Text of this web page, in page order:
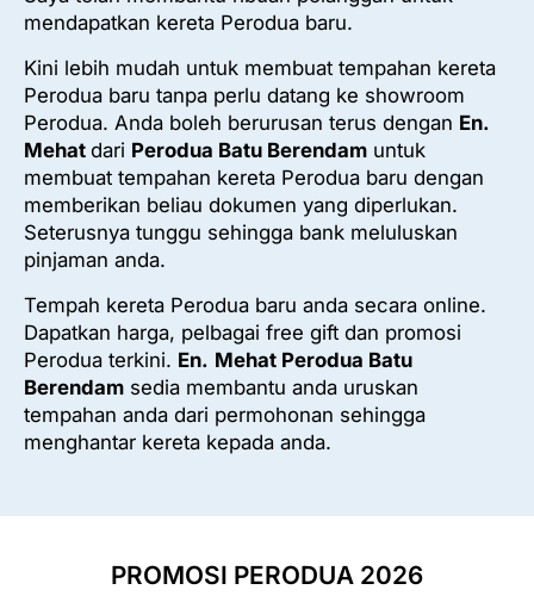
mendapatkan kereta Perodua baru.
Kini lebih mudah untuk membuat tempahan kereta
Perodua baru tanpa perlu datang ke showroom
Perodua. Anda boleh berurusan terus dengan En.
Mehat dari Perodua Batu Berendam untuk
membuat tempahan kereta Perodua baru dengan
memberikan beliau dokumen yang diperlukan.
Seterusnya tunggu sehingga bank meluluskan
pinjaman anda.
Tempah kereta Perodua baru anda secara online.
Dapatkan harga, pelbagai free gift dan promosi
Perodua terkini. En. Mehat Perodua Batu
Berendam sedia membantu anda uruskan
tempahan anda dari permohonan sehingga
menghantar kereta kepada anda.
PROMOSI PERODUA 2026